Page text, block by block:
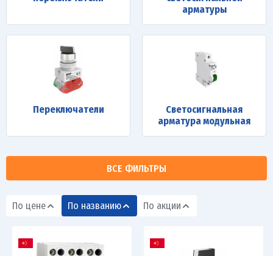
арматуры
Переключатели
Светосигнальная
арматура модульная
ВСЕ ФИЛЬТРЫ
По цене По названию По акции